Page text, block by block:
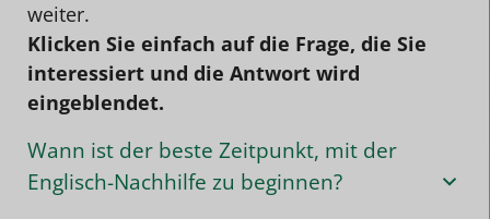
weiter.
Klicken Sie einfach auf die Frage, die Sie
interessiert und die Antwort wird
eingeblendet.
Wann ist der beste Zeitpunkt, mit der
Englisch-Nachhilfe zu beginnen?